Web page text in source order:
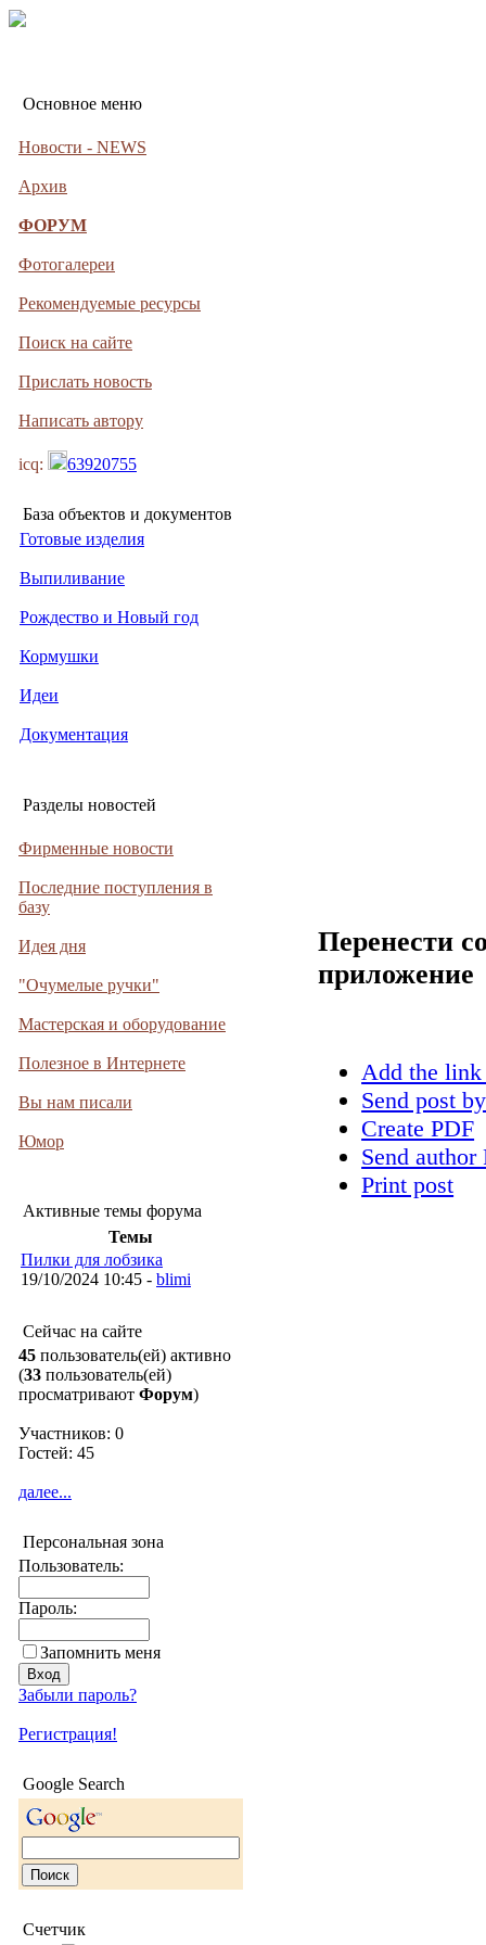
Основное меню
Новости - NEWS
Архив
ФОРУМ
Фотогалереи
Рекомендуемые ресурсы
Поиск на сайте
Прислать новость
Написать автору
icq: 63920755
База объектов и документов
Готовые изделия
Выпиливание
Рождество и Новый год
Кормушки
Идеи
Документация
Разделы новостей
Фирменные новости
Последние поступления в
базу
Идея дня
"Очумелые ручки"
Мастерская и оборудование
Полезное в Интернете
Вы нам писали
Юмор
Активные темы форума
Темы
Пилки для лобзика
19/10/2024 10:45 - blimi
Сейчас на сайте
45 пользователь(ей) активно
(33 пользователь(ей)
просматривают Форум)
Участников: 0
Гостей: 45
далее...
Персональная зона
Пользователь:
Пароль:
Запомнить меня
Забыли пароль?
Регистрация!
Google Search
Счетчик
Перенести
приложение
Add the
Send post
Create PDF
Send
Print post